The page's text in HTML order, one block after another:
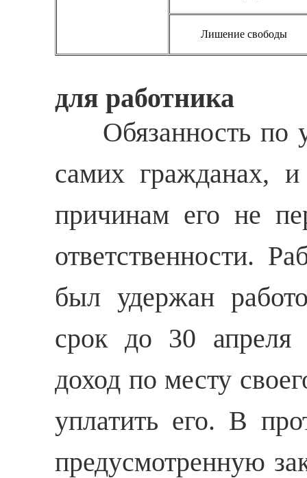
Лишение свободы
для работника
Обязанность по
самих гражданах,
причинам его не
ответственности.
был удержан
срок до 30 апреля
доход по месту
уплатить его. В
предусмотренную